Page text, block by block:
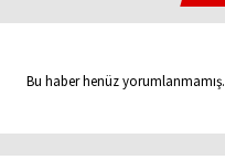
Bu haber henüz